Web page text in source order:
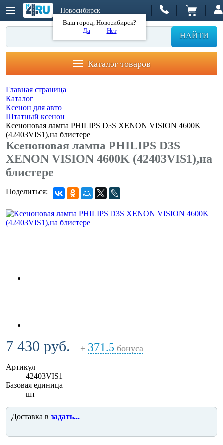
Новосибирск
Ваш город, Новосибирск?
Да
Нет
НАЙТИ
Каталог товаров
Главная страница
Каталог
Ксенон для авто
Штатный ксенон
Ксеноновая лампа PHILIPS D3S XENON VISION 4600K
(42403VIS1),на блистере
Ксеноновая лампа PHILIPS D3S
XENON VISION 4600K (42403VIS1),на
блистере
Поделиться:
7 430 руб. + 371.5 бонуса
Артикул
42403VIS1
Базовая единица
шт
Доставка в задать...